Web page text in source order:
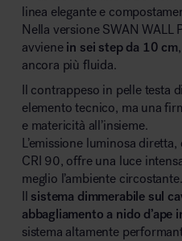
linea elegante e
Nella versione SWAN WALL
avviene in sei step da 10 cm
ancora più fluida.
Il contrappeso in pelle testa
elemento tecnico, ma una
e matericità all’insieme.
L’emissione luminosa
CRI 90, offre una luce
meglio l’ambiente circostante.
sistema dimmerabile sul
abbagliamento a nido d’ape
sistema altamente